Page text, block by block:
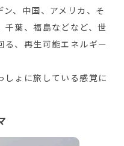
、中国、アメリカ、そ
千葉、福島などなど、世
る、再生可能エネルギー
しょに旅している感覚に